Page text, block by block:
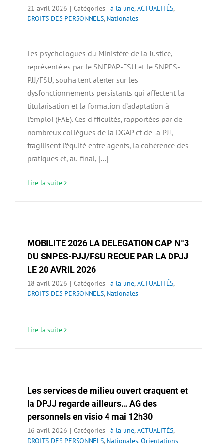
21 avril 2026 | Catégories : à la une,ACTUALITÉS,
DROITS DES PERSONNELS, Nationales
Les psychologues du Ministère de la Justice,
représenté.es par le SNEPAP-FSU et le SNPES-
PJJ/FSU, souhaitent alerter sur les
dysfonctionnements persistants qui affectent la
titularisation et la formation d’adaptation à
l’emploi (FAE). Ces difficultés, rapportées par de
nombreux collègues de la DGAP et de la PJJ,
fragilisent l’équité entre agents, la cohérence des
pratiques et, au final, [...]
Lire la suite
MOBILITE 2026 LA DELEGATION CAP N°3
DU SNPES-PJJ/FSU RECUE PAR LA DPJJ
LE 20 AVRIL 2026
18 avril 2026 | Catégories : à la une,ACTUALITÉS,
DROITS DES PERSONNELS, Nationales
Lire la suite
Les services de milieu ouvert craquent et
la DPJJ regarde ailleurs… AG des
personnels en visio 4 mai 12h30
16 avril 2026 | Catégories : à la une,ACTUALITÉS,
DROITS DES PERSONNELS, Nationales,Orientations